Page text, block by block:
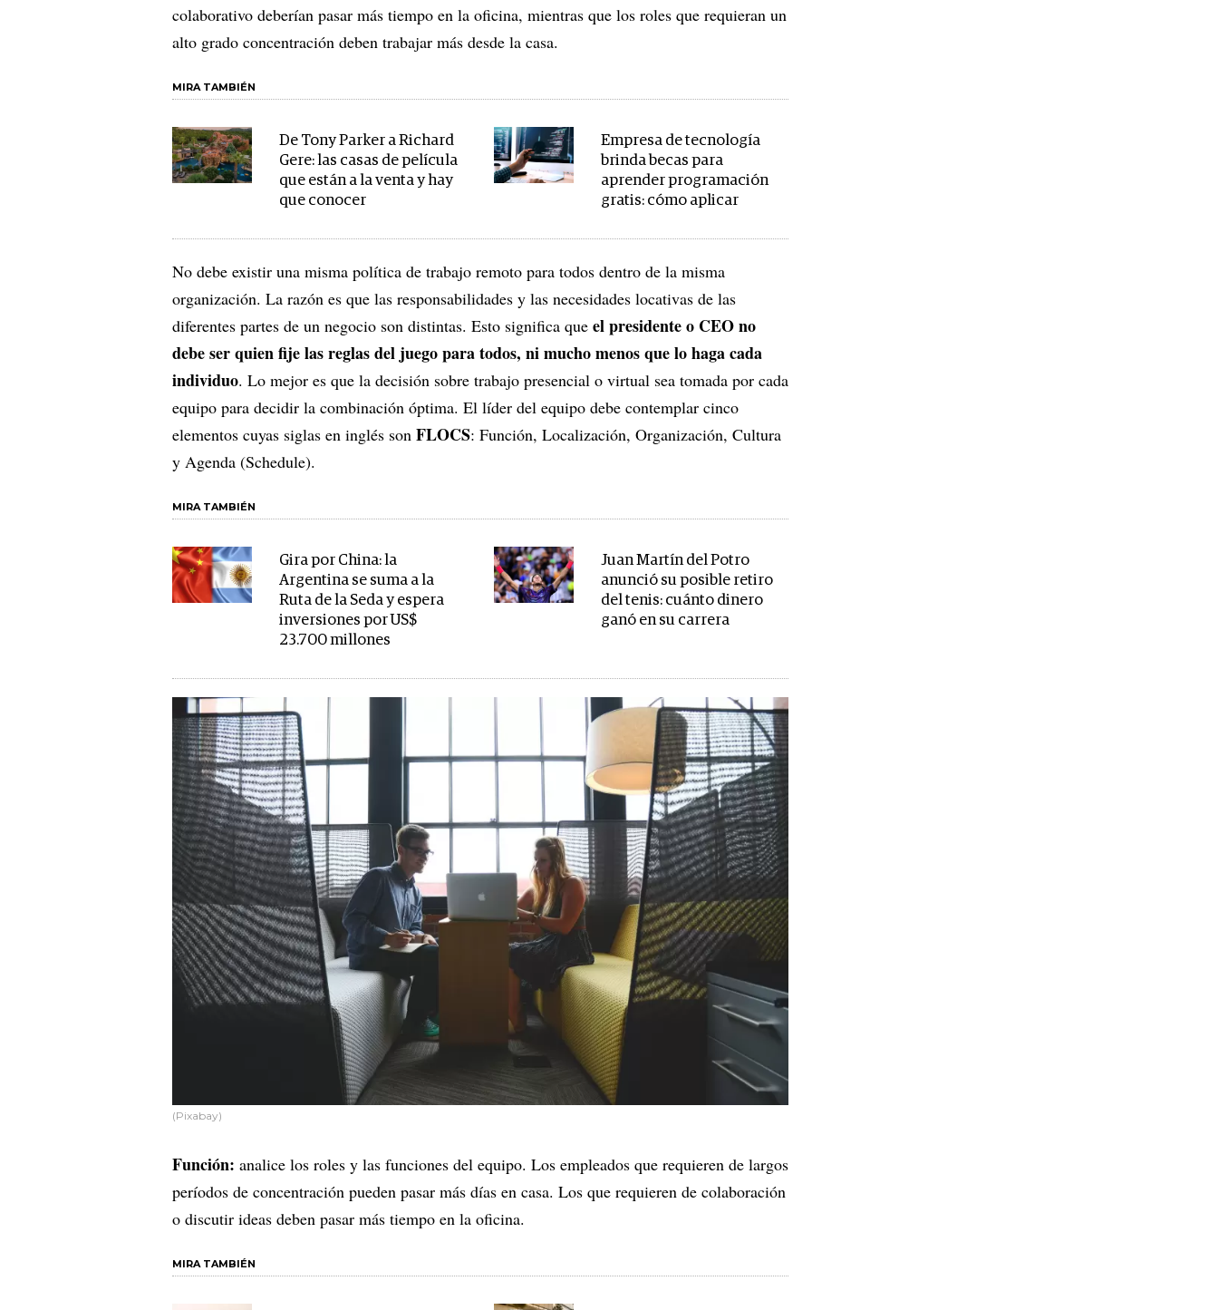
colaborativo deberían pasar más tiempo en la oficina, mientras que los roles que requieran un
alto grado concentración deben trabajar más desde la casa.
MIRA TAMBIÉN
De Tony Parker a Richard
Gere: las casas de película
que están a la venta y hay
que conocer
Empresa de tecnología
brinda becas para
aprender programación
gratis: cómo aplicar
No debe existir una misma política de trabajo remoto para todos dentro de la misma
organización. La razón es que las responsabilidades y las necesidades locativas de las
diferentes partes de un negocio son distintas. Esto significa que el presidente o CEO no
debe ser quien fije las reglas del juego para todos, ni mucho menos que lo haga cada
individuo. Lo mejor es que la decisión sobre trabajo presencial o virtual sea tomada por cada
equipo para decidir la combinación óptima. El líder del equipo debe contemplar cinco
elementos cuyas siglas en inglés son FLOCS: Función, Localización, Organización, Cultura
y Agenda (Schedule).
MIRA TAMBIÉN
Gira por China: la
Argentina se suma a la
Ruta de la Seda y espera
inversiones por US$
23.700 millones
Juan Martín del Potro
anunció su posible retiro
del tenis: cuánto dinero
ganó en su carrera
(Pixabay)
Función: analice los roles y las funciones del equipo. Los empleados que requieren de largos
períodos de concentración pueden pasar más días en casa. Los que requieren de colaboración
o discutir ideas deben pasar más tiempo en la oficina.
MIRA TAMBIÉN